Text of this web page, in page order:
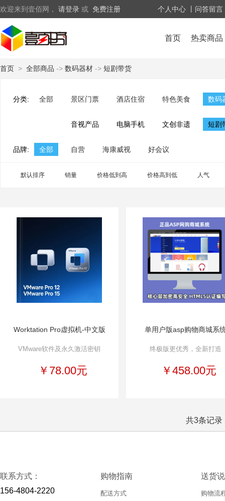
欢迎来到壹佰网， 请登录 或 免费注册 个人中心 丨问答留言
首页 热卖商品
首页 > 全部商品 -> 数码器材 -> 短剧带货
分类: 全部 景区门票 酒店住宿 特色美食 数码
音视产品 电脑手机 文创非遗 短剧
品牌: 全部 自营 海康威视 好会议
默认排序 销量 价格低到高 价格高到低 人气
Worktation Pro虚拟机-中文版
VMware软件及永久激活密钥
￥78.00元
单用户版asp购物商城系
终极版更优秀，全新打造
￥458.00元
共3条记录
联系方式：
156-4804-2220
购物指南
配送方式
送货
购物流